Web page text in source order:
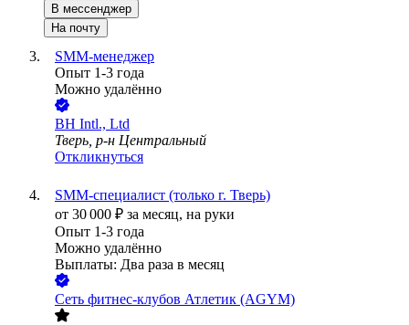
В мессенджер
На почту
SMM-менеджер
Опыт 1-3 года
Можно удалённо
BH Intl., Ltd
Тверь, р-н Центральный
Откликнуться
SMM-специалист (только г. Тверь)
от 30 000 ₽ за месяц, на руки
Опыт 1-3 года
Можно удалённо
Выплаты: Два раза в месяц
Сеть фитнес-клубов Атлетик (AGYM)